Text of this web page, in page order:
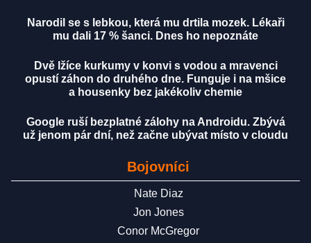
Narodil se s lebkou, která mu drtila mozek. Lékaři
mu dali 17 % šanci. Dnes ho nepoznáte
Dvě lžíce kurkumy v konvi s vodou a mravenci
opustí záhon do druhého dne. Funguje i na mšice
a housenky bez jakékoliv chemie
Google ruší bezplatné zálohy na Androidu. Zbývá
už jenom pár dní, než začne ubývat místo v cloudu
Bojovníci
Nate Diaz
Jon Jones
Conor McGregor